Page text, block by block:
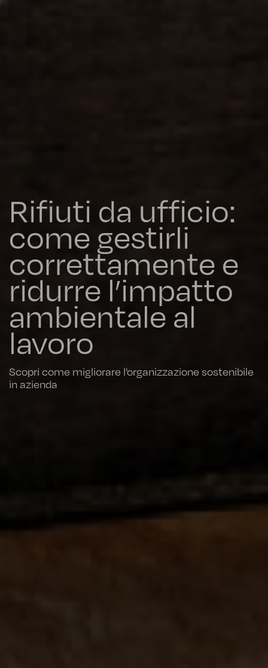
Rifiuti da ufficio:
come gestirli
correttamente e
ridurre l’impatto
ambientale al
lavoro
Scopri come migliorare l'organizzazione sostenibile
in azienda